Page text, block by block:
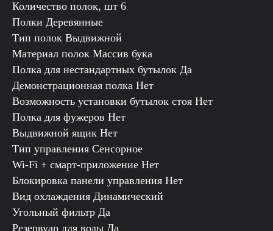
Количество полок, шт 6
Полки Деревянные
Тип полок Выдвижной
Материал полок Массив бука
Полка для нестандартных бутылок Да
Демонстрационная полка Нет
Возможность установки бутылок стоя Нет
Полка для фужеров Нет
Выдвижной ящик Нет
Тип управления Сенсорное
Wi-Fi + смарт-приложение Нет
Блокировка панели управления Нет
Вид охлаждения Динамический
Угольный фильтр Да
Резервуар для воды Да